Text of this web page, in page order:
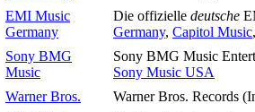
EMI Music
Germany
Die offizielle deutsche
Germany, Capitol Music
Sony BMG
Music
Sony BMG Music
Sony Music USA
Warner Bros.
Warner Bros. Records